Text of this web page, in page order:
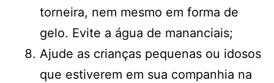
torneira, nem mesmo em forma de
gelo. Evite a água de mananciais;
Ajude as crianças pequenas ou idosos
que estiverem em sua companhia na